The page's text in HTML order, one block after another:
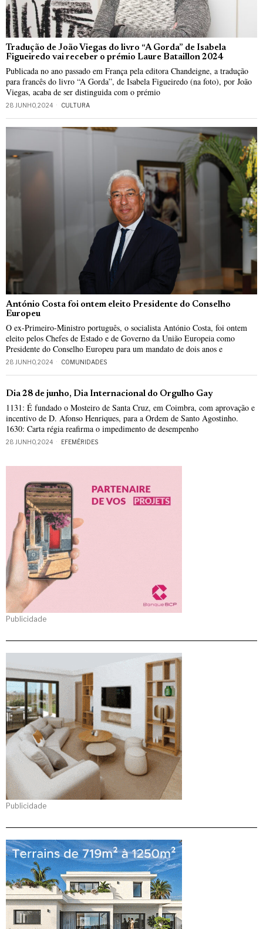
Tradução de João Viegas do livro “A Gorda” de Isabela
Figueiredo vai receber o prémio Laure Bataillon 2024
Publicada no ano passado em França pela editora Chandeigne, a tradução
para francês do livro “A Gorda”, de Isabela Figueiredo (na foto), por João
Viegas, acaba de ser distinguida com o prémio
28 JUNHO, 2024 CULTURA
António Costa foi ontem eleito Presidente do Conselho
Europeu
O ex-Primeiro-Ministro português, o socialista António Costa, foi ontem
eleito pelos Chefes de Estado e de Governo da União Europeia como
Presidente do Conselho Europeu para um mandato de dois anos e
28 JUNHO, 2024 COMUNIDADES
Dia 28 de junho, Dia Internacional do Orgulho Gay
1131: É fundado o Mosteiro de Santa Cruz, em Coimbra, com aprovação e
incentivo de D. Afonso Henriques, para a Ordem de Santo Agostinho.
1630: Carta régia reafirma o impedimento de desempenho
28 JUNHO, 2024 EFEMÉRIDES
Publicidade
Publicidade